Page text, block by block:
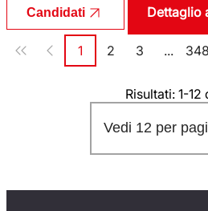
Candidati Dettaglio
Paginazione
Pagina
1 Pagina
2 Pagina
3 ... 348
Risultati: 1-12
Vedi 12 per